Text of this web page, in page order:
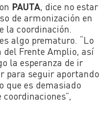
PAUTA, dice no estar
de armonización en
la coordinación.
algo prematuro. “Lo
Frente Amplio, así
la esperanza de ir
para seguir aportando
que es demasiado